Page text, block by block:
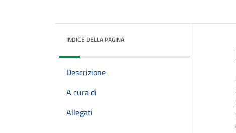
INDICE DELLA PAGINA
Descrizione
A cura di
Allegati